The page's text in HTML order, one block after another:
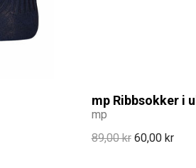
mp Ribbsokker i ull
mp
89,00 kr 60,00 kr